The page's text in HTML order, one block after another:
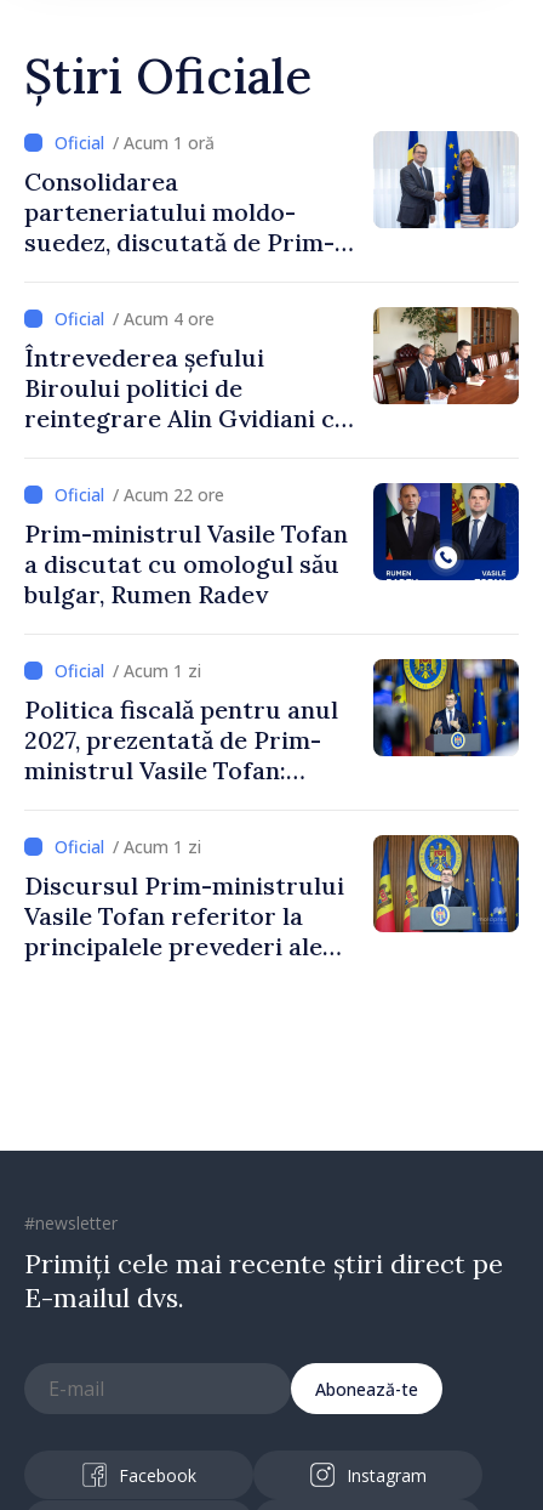
Știri Oficiale
/ Acum 1 oră
Consolidarea
parteneriatului moldo-
suedez, discutată de Prim-
Ambasadoarea Suediei,
Petra Lärke/ Acum 4 ore
Întrevederea șefului
Biroului politici de
reintegrare Alin Gvidiani cu
Comitetului Internațional al
Crucii Roșii în Moldova
/ Acum 22 ore
Prim-ministrul Vasile Tofan
a discutat cu omologul său
bulgar, Rumen Radev
/ Acum 1 zi
Politica fiscală pentru anul
2027, prezentată de Prim-
ministrul Vasile Tofan:
stimularea investițiilor și o
taxare mai echitabilă
/ Acum 1 zi
Discursul Prim-ministrului
Vasile Tofan referitor la
principalele prevederi ale
#newsletter
Primiți cele mai recente știri direct pe
E-mailul dvs.
Abonează-te
Facebook Instagram